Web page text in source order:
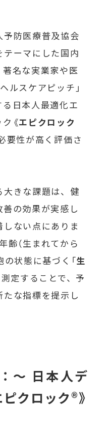
防医療普及協会
ーマにした国内
名な実業家や医
ルスケアピッチ」
日本人最適化エ
《エピクロック
要性が高く評価さ
きな課題は、健
の効果が実感し
ない点にありま
齢（生まれてから
の状態に基づく「生
測定することで、予
な指標を提示し
〜 日本人デ
クロック®》